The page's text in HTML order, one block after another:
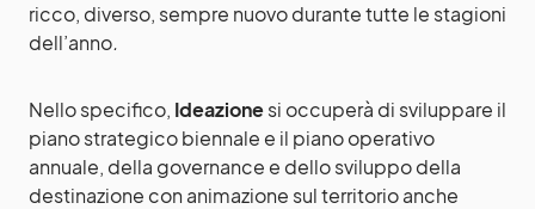
ricco, diverso, sempre nuovo durante tutte le stagioni
dell’anno.
Nello specifico, Ideazionesi occuperà di sviluppare il
piano strategico biennale e il piano operativo
annuale, della governance e dello sviluppo della
destinazione con animazione sul territorio anche